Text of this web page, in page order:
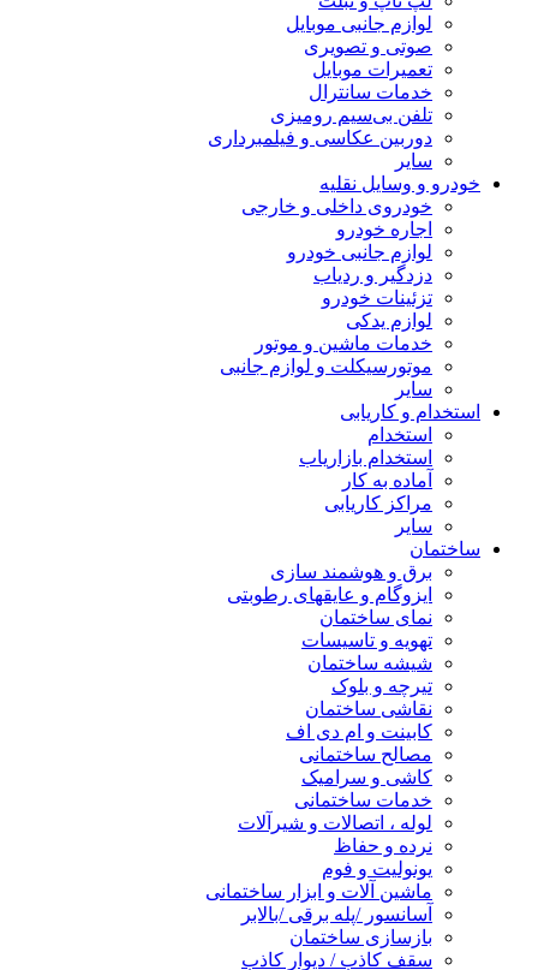
لوازم جانبی موبایل
صوتی و تصویری
تعمیرات موبایل
خدمات سانترال
تلفن بی‌سیم رومیزی
دوربین عکاسی و فیلمبرداری
سایر
خودرو و وسایل نقلیه
خودروی داخلی و خارجی
اجاره خودرو
لوازم جانبی خودرو
دزدگیر و ردیاب
تزئینات خودرو
لوازم یدکی
خدمات ماشین و موتور
موتورسیکلت و لوازم جانبی
سایر
استخدام و کاریابی
استخدام
استخدام بازاریاب
آماده به کار
مراکز کاریابی
سایر
ساختمان
برق و هوشمند سازی
ایزوگام و عایقهای رطوبتی
نمای ساختمان
تهویه و تاسیسات
شیشه ساختمان
تیرچه و بلوک
نقاشی ساختمان
کابینت و ام دی اف
مصالح ساختمانی
کاشی و سرامیک
خدمات ساختمانی
لوله ، اتصالات و شیرآلات
نرده و حفاظ
یونولیت و فوم
ماشین آلات و ابزار ساختمانی
آسانسور /پله برقی /بالابر
بازسازی ساختمان
سقف کاذب / دیوار کاذب